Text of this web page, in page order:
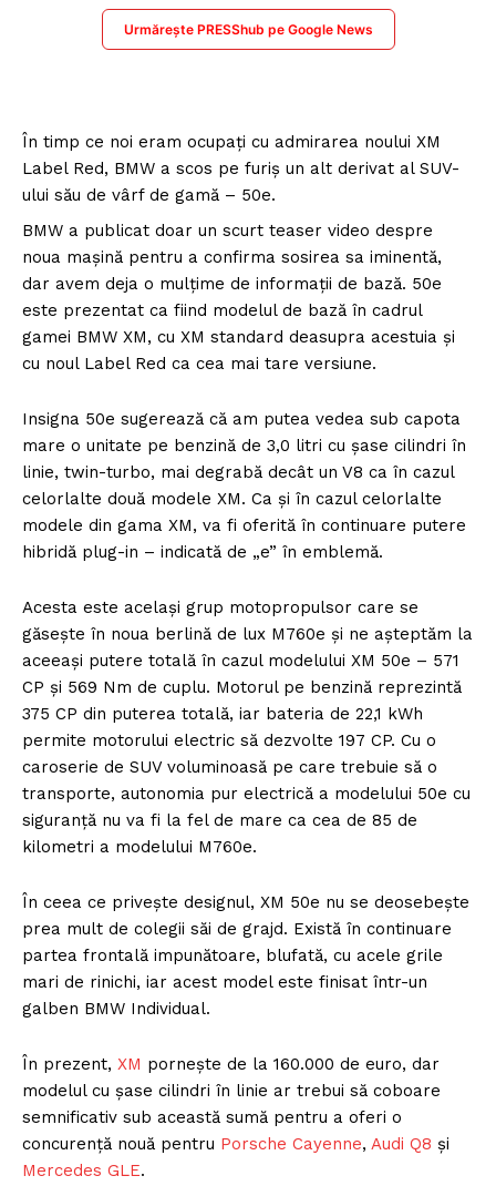
Urmărește PRESShub pe Google News
În timp ce noi eram ocupați cu admirarea noului XM
Label Red, BMW a scos pe furiș un alt derivat al SUV-
ului său de vârf de gamă – 50e.
BMW a publicat doar un scurt teaser video despre
noua mașină pentru a confirma sosirea sa iminentă,
dar avem deja o mulțime de informații de bază. 50e
este prezentat ca fiind modelul de bază în cadrul
gamei BMW XM, cu XM standard deasupra acestuia și
cu noul Label Red ca cea mai tare versiune.
Insigna 50e sugerează că am putea vedea sub capota
mare o unitate pe benzină de 3,0 litri cu șase cilindri în
linie, twin-turbo, mai degrabă decât un V8 ca în cazul
celorlalte două modele XM. Ca și în cazul celorlalte
modele din gama XM, va fi oferită în continuare putere
hibridă plug-in – indicată de „e” în emblemă.
Acesta este același grup motopropulsor care se
găsește în noua berlină de lux M760e și ne așteptăm la
aceeași putere totală în cazul modelului XM 50e – 571
CP și 569 Nm de cuplu. Motorul pe benzină reprezintă
375 CP din puterea totală, iar bateria de 22,1 kWh
permite motorului electric să dezvolte 197 CP. Cu o
caroserie de SUV voluminoasă pe care trebuie să o
transporte, autonomia pur electrică a modelului 50e cu
siguranță nu va fi la fel de mare ca cea de 85 de
kilometri a modelului M760e.
În ceea ce privește designul, XM 50e nu se deosebește
prea mult de colegii săi de grajd. Există în continuare
partea frontală impunătoare, blufată, cu acele grile
mari de rinichi, iar acest model este finisat într-un
galben BMW Individual.
În prezent, XM pornește de la 160.000 de euro, dar
modelul cu șase cilindri în linie ar trebui să coboare
semnificativ sub această sumă pentru a oferi o
concurență nouă pentru Porsche Cayenne, Audi Q8 și
Mercedes GLE.